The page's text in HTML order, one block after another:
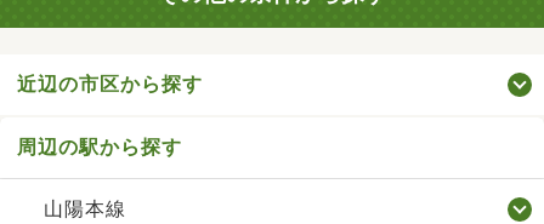
近辺の市区から探す
周辺の駅から探す
山陽本線